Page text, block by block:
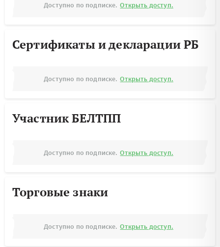
Доступно по подписке. Открыть доступ.
Сертификаты и декларации РБ
Доступно по подписке. Открыть доступ.
Участник БЕЛТПП
Доступно по подписке. Открыть доступ.
Торговые знаки
Доступно по подписке. Открыть доступ.